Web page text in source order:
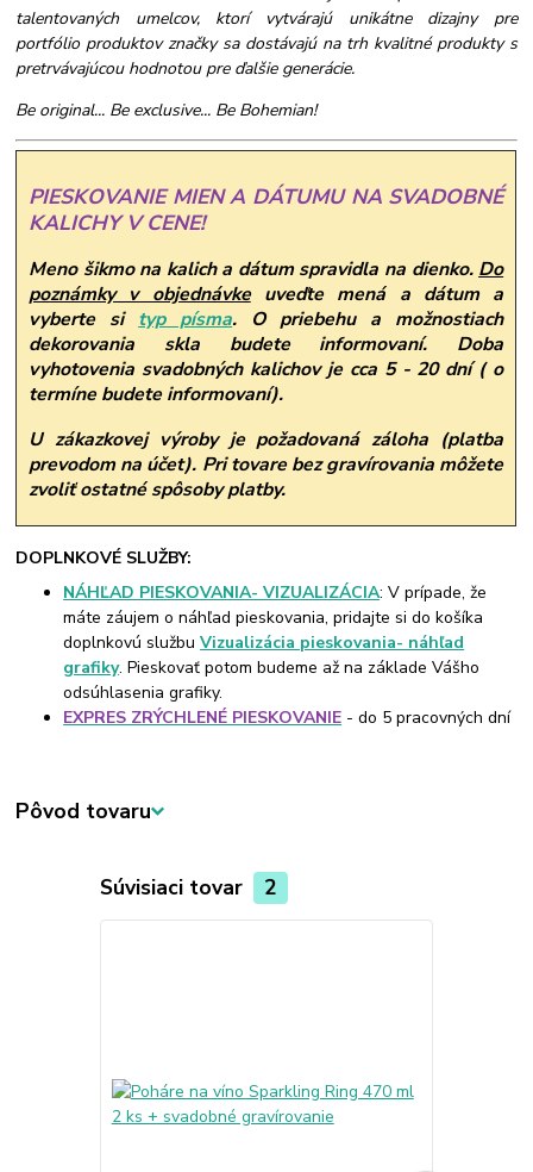
talentovaných umelcov, ktorí vytvárajú unikátne dizajny pre
portfólio produktov značky sa dostávajú na trh kvalitné produkty s
pretrvávajúcou hodnotou pre ďalšie generácie.
Be original... Be exclusive... Be Bohemian!
PIESKOVANIE MIEN A DÁTUMU NA SVADOBNÉ
KALICHY V CENE!
Meno šikmo na kalich a dátum spravidla na dienko. Do
poznámky v objednávkeuveďte mená a dátum a
vyberte si typ písma. O priebehu a možnostiach
dekorovania skla budete informovaní. Doba
vyhotovenia svadobných kalichov je cca 5 - 20 dní ( o
termíne budete informovaní).
U zákazkovej výroby je požadovaná záloha (platba
prevodom na účet). Pri tovare bez gravírovania môžete
zvoliť ostatné spôsoby platby.
DOPLNKOVÉ SLUŽBY:
NÁHĽAD PIESKOVANIA- VIZUALIZÁCIA: V prípade, že
máte záujem o náhľad pieskovania, pridajte si do košíka
doplnkovú službuVizualizácia pieskovania- náhľad
grafiky. Pieskovať potom budeme až na základe Vášho
odsúhlasenia grafiky.
EXPRES ZRÝCHLENÉ PIESKOVANIE - do 5 pracovných dní
Pôvod tovaru
Súvisiaci tovar 2